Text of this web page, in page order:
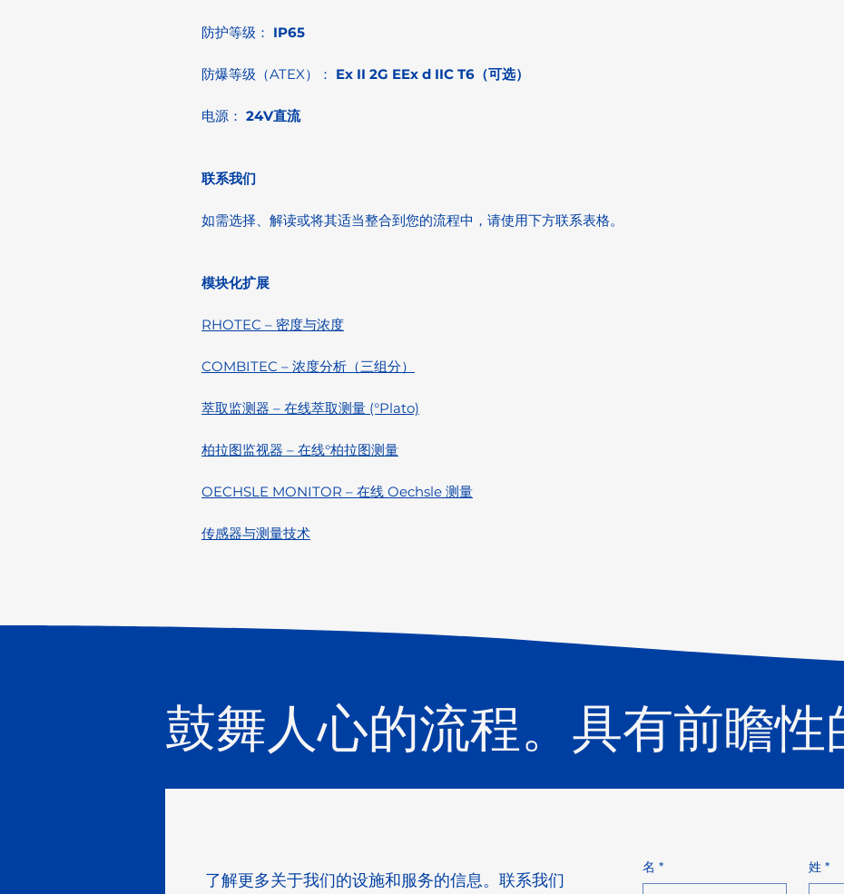
防护等级： IP65
防爆等级（ATEX）： Ex II 2G EEx d IIC T6（可选）
电源： 24V直流
联系我们
如需选择、解读或将其适当整合到您的流程中，请使用下方联系表格。
模块化扩展
RHOTEC – 密度与浓度
COMBITEC – 浓度分析（三组分）
萃取监测器 – 在线萃取测量 (°Plato)
柏拉图监视器 – 在线°柏拉图测量
OECHSLE MONITOR – 在线 Oechsle 测量
传感器与测量技术
鼓舞人心的流程。具有前瞻性
了解更多关于我们的设施和服务的信息。联系我们
名 * 姓 *